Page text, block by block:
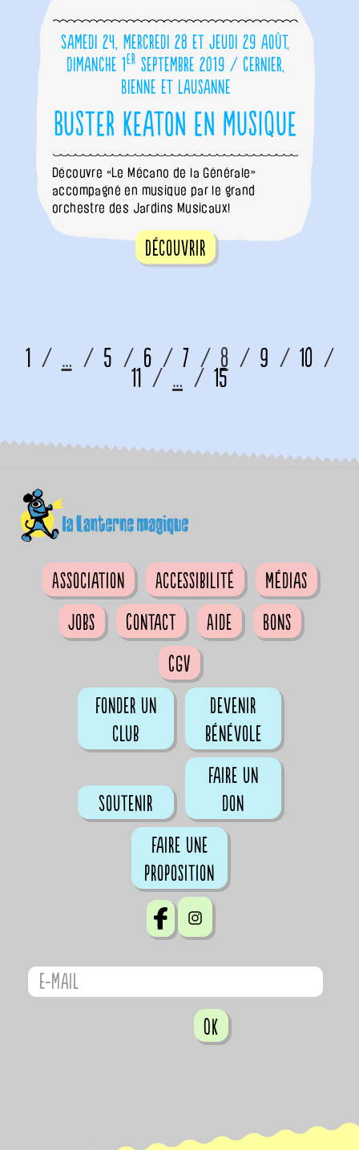
Samedi 24, mercredi 28 et jeudi 29 août,
dimanche 1er septembre 2019 / Cernier,
Bienne et Lausanne
Buster Keaton en musique
Découvre «Le Mécano de la Générale»
accompagné en musique par le grand
orchestre des Jardins Musicaux!
Découvrir
1 … 5 6 7 8 9 10
11 … 15
Association Accessibilité
Médias
Jobs
Contact Aide
Bons
CGV
Fonder un
club
Devenir
bénévole
Soutenir
Faire un
don
Faire une
proposition
OK